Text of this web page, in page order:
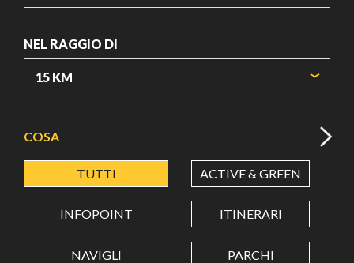
NEL RAGGIO DI
LATITUDINE
LONGITUDINE
COSA
TUTTI ACTIVE & GREEN
INFOPOINT ITINERARI
NAVIGLI PARCHI